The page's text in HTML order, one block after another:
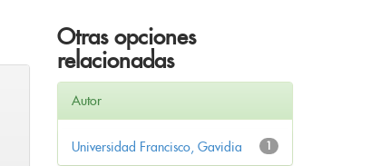
Otras opciones
relacionadas
Autor
1
Universidad Francisco, Gavidia